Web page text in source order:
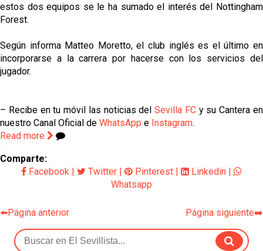
estos dos equipos se le ha sumado el interés del Nottingham
Forest.
Según informa Matteo Moretto, el club inglés es el último en
incorporarse a la carrera por hacerse con los servicios del
jugador.
– Recibe en tu móvil las noticias delSevilla FCy su Cantera en
nuestro Canal Oficial de WhatsApp e Instagram.
Read more
Comparte:
Facebook | Twitter | Pinterest | Linkedin |
Whatsapp
⬅️Página anterior Página siguiente➡️